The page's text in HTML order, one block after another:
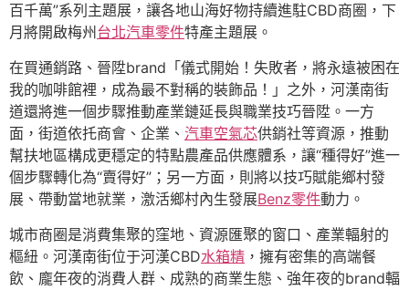
百千萬”系列主題展，讓各地山海好物持續進駐CBD商圈，下
月將開啟梅州 台北汽車零件特產主題展。
在買通銷路、晉陞brand「儀式開始！失敗者，將永遠被困在
我的咖啡館裡，成為最不對稱的裝飾品！」之外，河漢南街
道還將進一個步驟推動產業鏈延長與職業技巧晉陞。一方
面，街道依托商會、企業、 汽車空氣芯供銷社等資源，推動
幫扶地區構成更穩定的特點農產品供應體系，讓“種得好”進一
個步驟轉化為“賣得好”；另一方面，則將以技巧賦能鄉村發
展、帶動當地就業，激活鄉村內生發展Benz零件動力。
城市商圈是消費集聚的窪地、資源匯聚的窗口、產業輻射的
樞紐。河漢南街位于河漢CBD水箱精 ，擁有密集的高端餐
飲、龐年夜的消費人群、成熟的商業生態、強年夜的brand輻